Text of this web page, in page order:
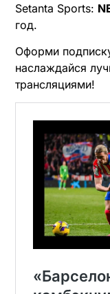
Setanta Sports:
год.
Оформи
наслаждайся
трансляциями!